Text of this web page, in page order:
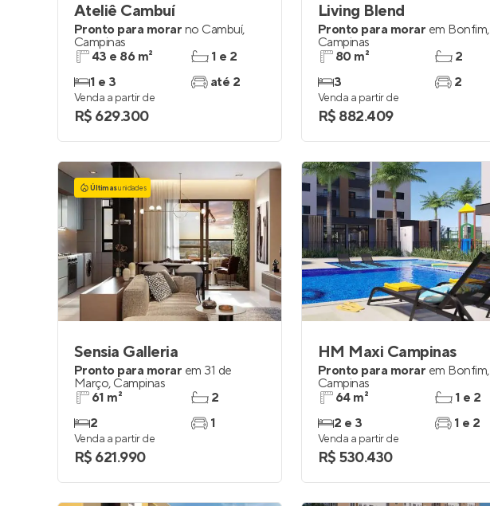
Ateliê Cambuí
Pronto para morar no Cambuí,
Campinas
43 e 86 m²
1 e 3
1 e 2
até 2
Venda a partir de
R$ 629.300
Living Blend
Pronto para morar em Bonfim,
Campinas
80 m²
3
2
2
Venda a partir de
R$ 882.409
Últimasunidades
Sensia Galleria
Pronto para morar em 31 de
Março, Campinas
61 m²
2
2
1
Venda a partir de
R$ 621.990
HM Maxi Campinas
Pronto para morar em Bonfim,
Campinas
64 m²
2 e 3
1 e 2
1 e 2
Venda a partir de
R$ 530.430